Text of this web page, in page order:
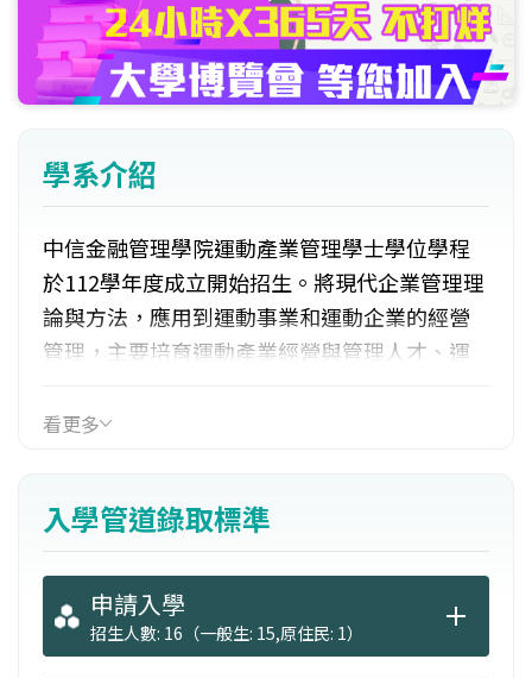
學系介紹
中信金融管理學院運動產業管理學士學位學程
於112學年度成立開始招生。將現代企業管理理
論與方法，應用到運動事業和運動企業的經營
管理，主要培育運動產業經營與管理人才、運
運動場館規劃、行政能力和運動觀光與遊程規
提升管理、領導和問題處理的能力。本校與台
灣運動彩券公司進行產學合作，結合運動與金
融衍生性商品及法規概念，積極提升我國運動
及產業的連結，培養全球化與國際之佈局的領
導級人才。
看更多
入學管道錄取標準
申請入學
招生人數: 16（一般生: 15,原住民: 1）